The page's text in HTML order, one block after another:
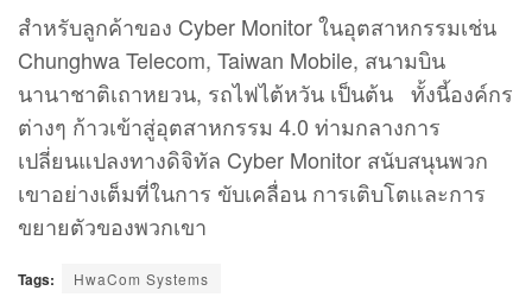
สำหรับลูกค้าของ Cyber Monitor ในอุตสาหกรรมเช่น
Chunghwa Telecom, Taiwan Mobile, สนามบิน
นานาชาติเถาหยวน, รถไฟไต้หวัน เป็นต้น ทั้งนี้องค์กร
ต่างๆ ก้าวเข้าสู่อุตสาหกรรม 4.0 ท่ามกลางการ
เปลี่ยนแปลงทางดิจิทัล Cyber Monitor สนับสนุนพวก
เขาอย่างเต็มที่ในการ ขับเคลื่อน การเติบโตและการ
ขยายตัวของพวกเขา
Tags: HwaCom Systems